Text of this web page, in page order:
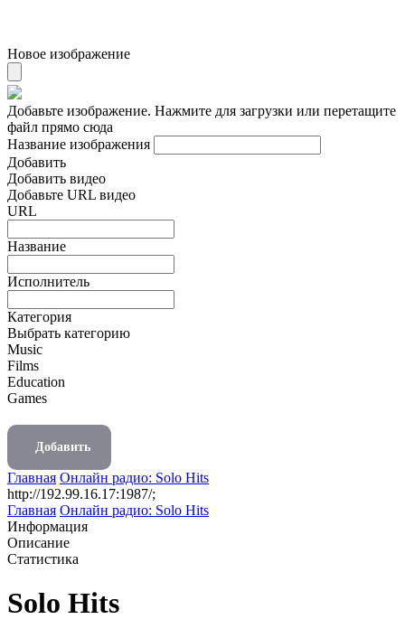
Новое изображение
Добавьте изображение. Нажмите для загрузки или перетащите
файл прямо сюда
Название изображения
Добавить
Добавить видео
Добавьте URL видео
URL
Название
Исполнитель
Категория
Выбрать категорию
Music
Films
Education
Games
Добавить
Главная Онлайн радио: Solo Hits
http://192.99.16.17:1987/;
Главная Онлайн радио: Solo Hits
Информация
Описание
Статистика
Solo Hits